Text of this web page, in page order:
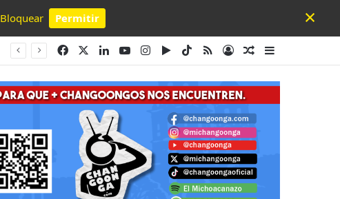
Bloquear Permitir
Powered by SendPulse
×
FacebookLinkedInYouTubeInstagram
Google Play
TikTok
RSSAccesoPublicación al
Barra lateral